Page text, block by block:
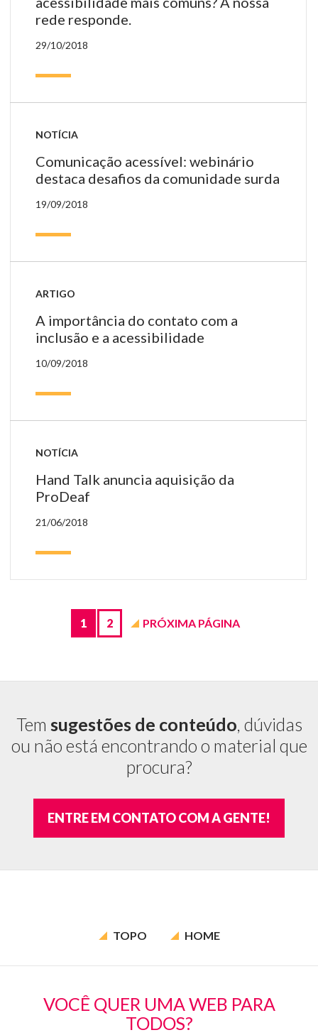
rede responde.
29/10/2018
NOTÍCIA
Comunicação acessível: webinário
destaca desafios da comunidade surda
19/09/2018
ARTIGO
A importância do contato com a
inclusão e a acessibilidade
10/09/2018
NOTÍCIA
Hand Talk anuncia aquisição da
ProDeaf
21/06/2018
1 2 PRÓXIMA PÁGINA
Tem sugestões de conteúdo , dúvidas
ou não está encontrando o material que
procura?
ENTRE EM CONTATO COM A GENTE!
TOPO HOME
VOCÊ QUER UMA WEB PARA
TODOS?